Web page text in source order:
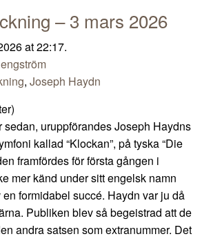
– 3 mars 2026
at 22:17.
, Joseph Haydn
sedan, uruppförandes Joseph Haydns
kallad “Klockan”, på tyska “Die
framfördes för första gången i
mer känd under sitt engelsk namn
en formidabel succé. Haydn var ju då
Publiken blev så begeistrad att de
andra satsen som extranummer. Det